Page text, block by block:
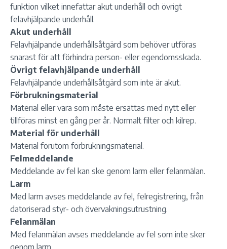
funktion vilket innefattar akut underhåll och övrigt
felavhjälpande underhåll.
Akut underhåll
Felavhjälpande underhållsåtgärd som behöver utföras
snarast för att förhindra person- eller egendomsskada.
Övrigt felavhjälpande underhåll
Felavhjälpande underhållsåtgärd som inte är akut.
Förbrukningsmaterial
Material eller vara som måste ersättas med nytt eller
tillföras minst en gång per år. Normalt filter och kilrep.
Material för underhåll
Material förutom förbrukningsmaterial.
Felmeddelande
Meddelande av fel kan ske genom larm eller felanmälan.
Larm
Med larm avses meddelande av fel, felregistrering, från
datoriserad styr- och övervakningsutrustning.
Felanmälan
Med felanmälan avses meddelande av fel som inte sker